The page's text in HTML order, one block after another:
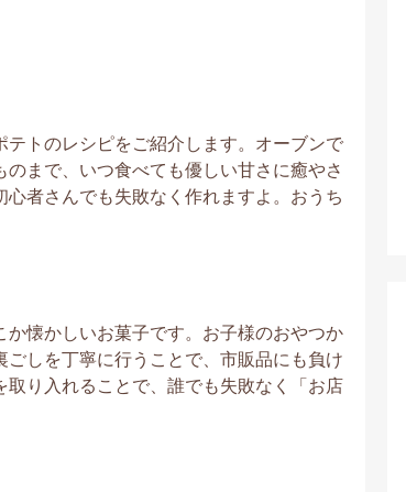
トのレシピをご紹介します。オーブンで
まで、いつ食べても優しい甘さに癒やさ
者さんでも失敗なく作れますよ。おうち
懐かしいお菓子です。お子様のおやつか
しを丁寧に行うことで、市販品にも負け
り入れることで、誰でも失敗なく「お店